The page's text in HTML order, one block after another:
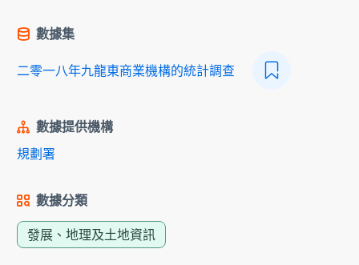
數據集
二零一八年九龍東商業機構的統計調查
數據提供機構
規劃署
數據分類
發展、地理及土地資訊